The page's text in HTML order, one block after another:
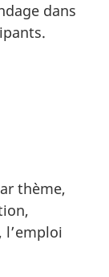
dans
thème,
l’emploi